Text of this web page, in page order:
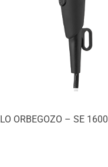
ORBEGOZO – SE 1600